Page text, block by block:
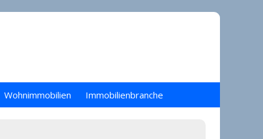
Wohnimmobilien Immobilienbranche